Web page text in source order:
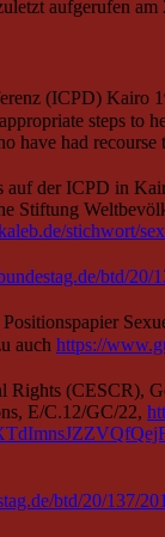
aufgerufen am
(ICPD) Kairo
steps to
have had recourse
der ICPD in
Stiftung
stichwort/
btd/20/
auch https://
(CESCR),
E/C.12/GC/22,
btd/20/137/